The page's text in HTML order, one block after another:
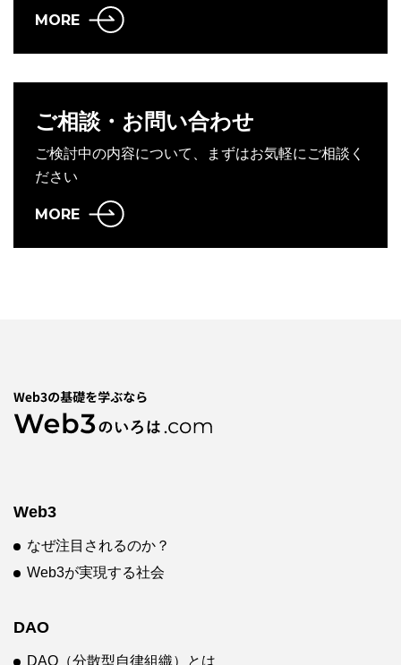
MORE
ご相談・お問い合わせ
ご検討中の内容について、まずはお気軽にご相談く
ださい
MORE
Web3
なぜ注目されるのか？
Web3が実現する社会
DAO
DAO（分散型自律組織）とは